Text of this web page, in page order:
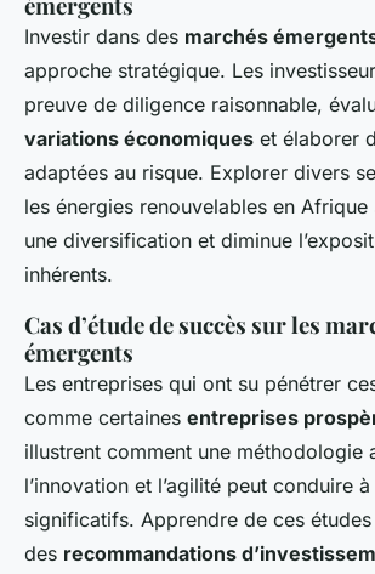
Investir dans des marchés
approche stratégique. Les
preuve de diligence raisonnable,
variations économiques et élaborer
adaptées au risque. Explorer divers
les énergies renouvelables en Afrique
une diversification et diminue
inhérents.
Cas d’étude de succès sur les
émergents
Les entreprises qui ont su pénétrer
comme certaines entreprises
illustrent comment une méthodologie
l’innovation et l’agilité peut conduire
significatifs. Apprendre de ces
des recommandations